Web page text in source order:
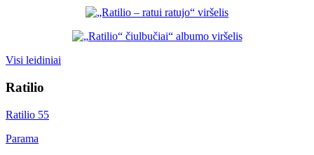
Visi leidiniai
Ratilio
Ratilio 55
Parama